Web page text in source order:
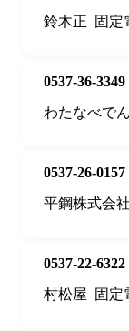
鈴木正
固定
0537-36-3349
わたなべで
0537-26-0157
平鋼株式会社
0537-22-6322
村松屋
固定